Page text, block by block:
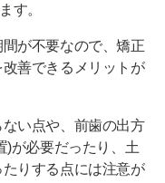
す。
が不要なので、矯正
善できるメリットが
い点や、前歯の出方
)が必要だったり、土
りする点には注意が